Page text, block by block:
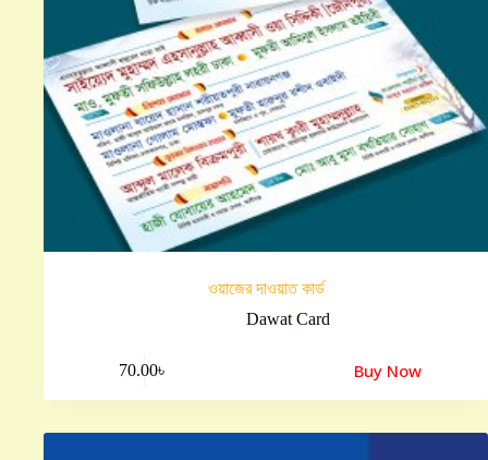
ওয়াজের দাওয়াত কার্ড
Dawat Card
70.00৳ Buy Now